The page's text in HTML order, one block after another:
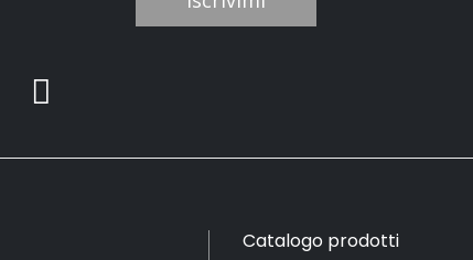
Catalogo prodotti